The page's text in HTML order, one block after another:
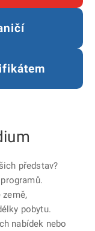
představ?
pobytu.
nabídek nebo